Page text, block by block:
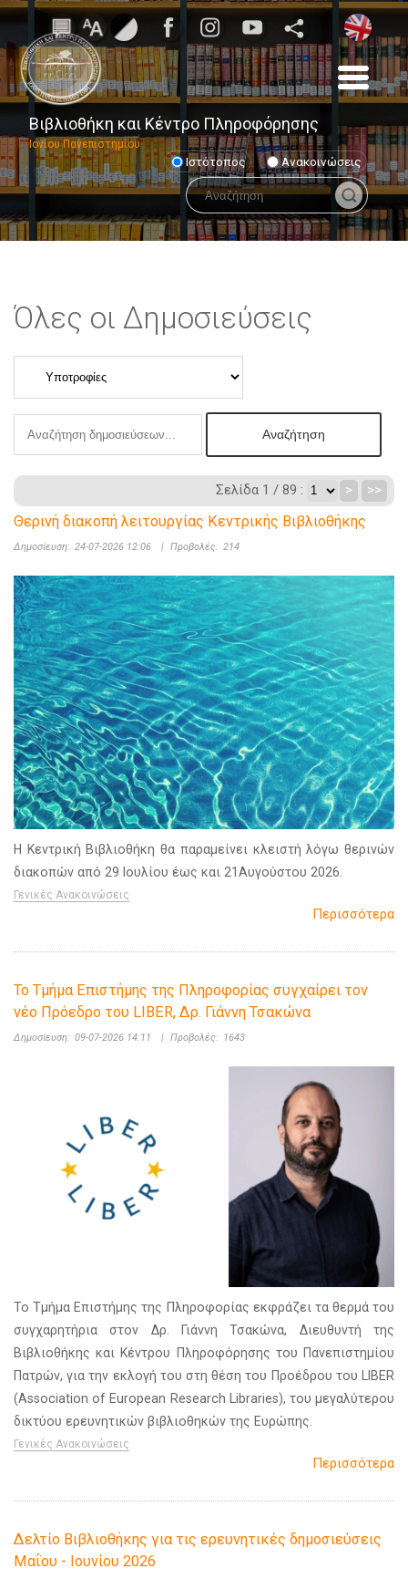
Βιβλιοθήκη και Κέντρο Πληροφόρησης
Ιονίου Πανεπιστημίου
Ιστότοπος Ανακοινώσεις
Όλες οι Δημοσιεύσεις
Σελίδα 1 / 89 : > >>
Θερινή διακοπή λειτουργίας Κεντρικής Βιβλιοθήκης
Δημοσίευση: 24-07-2026 12:06 | Προβολές: 214
Η Κεντρική Βιβλιοθήκη θα παραμείνει κλειστή λόγω θερινών
διακοπών από 29 Ιουλίου έως και 21Αυγούστου 2026.
Γενικές Ανακοινώσεις
Περισσότερα
Το Τμήμα Επιστήμης της Πληροφορίας συγχαίρει τον
νέο Πρόεδρο του LIBER, Δρ. Γιάννη Τσακώνα
Δημοσίευση: 09-07-2026 14:11 | Προβολές: 1643
Το Τμήμα Επιστήμης της Πληροφορίας εκφράζει τα θερμά του
συγχαρητήρια στον Δρ. Γιάννη Τσακώνα, Διευθυντή της
Βιβλιοθήκης και Κέντρου Πληροφόρησης του Πανεπιστημίου
Πατρών, για την εκλογή του στη θέση του Προέδρου του LIBER
(Association of European Research Libraries), του μεγαλύτερου
δικτύου ερευνητικών βιβλιοθηκών της Ευρώπης.
Γενικές Ανακοινώσεις
Περισσότερα
Δελτίο Βιβλιοθήκης για τις ερευνητικές δημοσιεύσεις
Μαΐου - Ιουνίου 2026